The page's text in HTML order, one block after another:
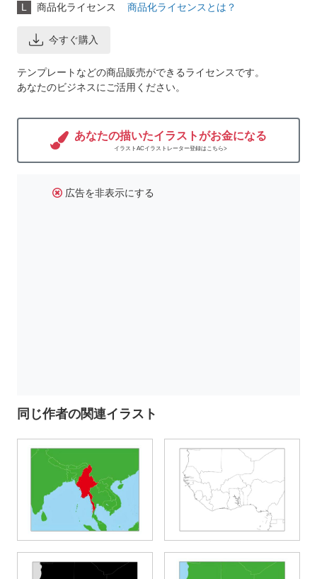
L 商品化ライセンス 商品化ライセンスとは？
今すぐ購入
テンプレートなどの商品販売ができるライセンスです。
あなたのビジネスにご活用ください。
あなたの描いたイラストがお金になる
イラストACイラストレーター登録はこちら>
広告を非表示にする
同じ作者の関連イラスト